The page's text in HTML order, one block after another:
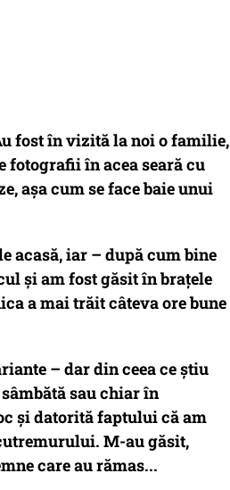
fost în vizită la noi o familie,
fotografii în acea seară cu
așa cum se face baie unui
acasă, iar – după cum bine
și am fost găsit în brațele
a mai trăit câteva ore bune
– dar din ceea ce știu
sau chiar în
și datorită faptului că am
M-au găsit,
care au rămas...